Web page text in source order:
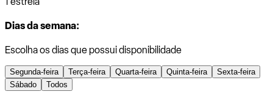
Dias da semana:
Escolha os dias que possui disponibilidade
Segunda-feira Terça-feira Quarta-feira Quinta-feira
Sexta-feira
Sábado
Todos